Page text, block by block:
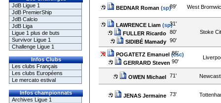
JdB Ligue 1
JdB PremierShip
JdB Calcio
JdB Liga
Ligue 1 plus de buts
Survivor Ligue 1
Challenge Ligue 1
Infos Clubs
Les clubs Français
Les clubs Européens
Le mercato estival
Infos championnats
Archives Ligue 1
BEDNAR Roman (sp)89' West
LAWRENCE Liam (sp)31'
FULLER Ricardo
80'
SIDIBÉ Mamady
90'
Stoke
POGATETZ Emanuel(csc)
86'
GERRARD Steven 90'
OWEN Michael 71'
JENAS Jermaine 73'